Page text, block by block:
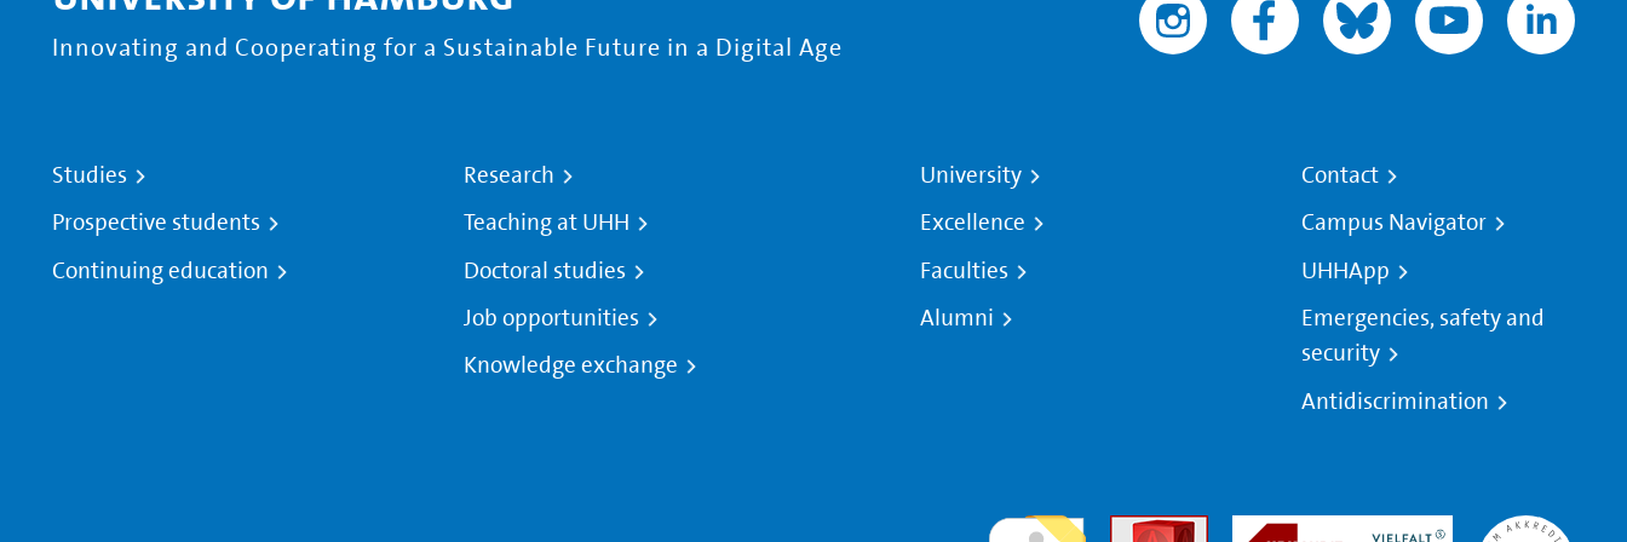
Innovating and Cooperating for a Sustainable Future in a Digital Age
Studies
Prospective students
Continuing education
Research
Teaching at UHH
Doctoral studies
Job opportunities
Knowledge exchange
University
Excellence
Faculties
Alumni
Contact
Campus Navigator
UHHApp
Emergencies, safety and
security
Antidiscrimination